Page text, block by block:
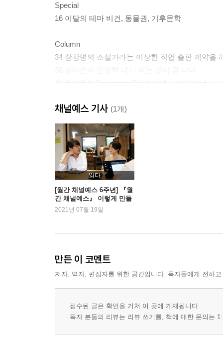
Special
16 이달의 테마 비건, 동물권, 기후문학
Column
34 장강명의 소설가라는 이상한 직업 출판 계약을
42 유지원의 Designers’ Desk 안마노 디자이너
나아가고 있는가?
48 김용언의 한밤에 읽는 장르소설 피와 눈물로 흠
52 수신지가 사랑에 빠진 그림책 안녕! 잘 지내. 특
56 오지은의 가끔은 좋은 일도 있다 나는 ‘영원한
58 이원흥의 카피라이터와 문장 고양이, 박완서,
60 생각의 여름, 글이 되는 노래 새처럼 새로 날기
62 김화진의 선택 일기 언제나 책이 있다
64 한승혜의 꽤 괜찮은 책 덕질의 기쁨
66 정현주의 그래도 서점 헛되이 유명해지지 않고
72 반유화 결국 선택은 내가 한다
76 강주은 나는 조금 더 힘들어야겠다고 생각한다
80 오늘의 작가 맹장미, 결혼, 로그아웃하시겠습니
82 책 짓는 사람 이재현, 저자의 첫 목소리를 놓치
채널예스 기사 (1개)
읽다
[월간 채널예스 6주년] 『월
간 채널예스』 이렇게 만들
어집니다
2021년 07월 19일
만든 이 코멘트
저자, 역자, 편집자를 위한 공간입니다. 독자들에게 전하
접수된 글은 확인을 거쳐 이 곳에 게재됩니다.
독자 분들의 리뷰는 리뷰 쓰기를, 책에 대한 문의는